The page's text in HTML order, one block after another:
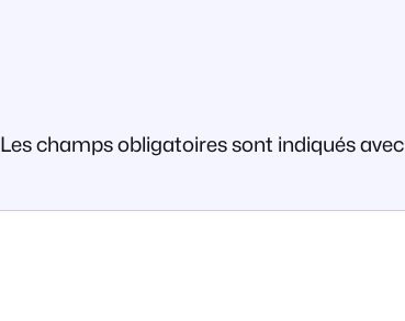
Les champs obligatoires sont indiqués avec